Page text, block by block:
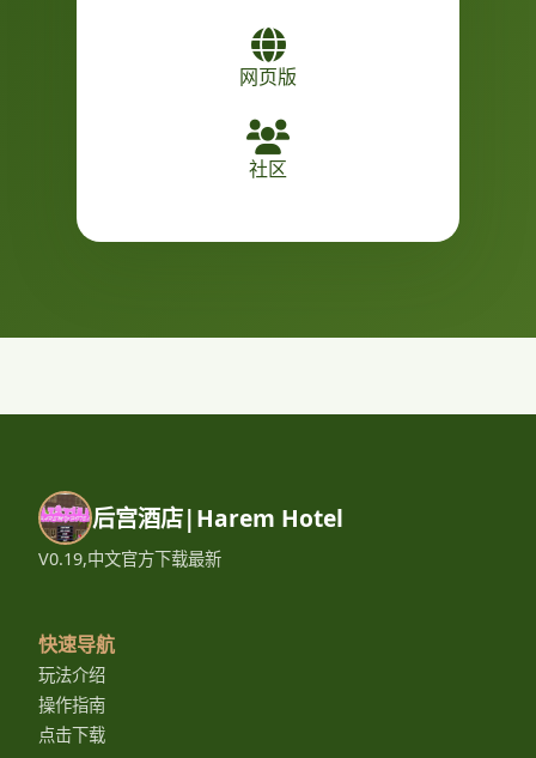
网页版
社区
后宫酒店|Harem Hotel
V0.19,中文官方下载最新
快速导航
玩法介绍
操作指南
点击下载